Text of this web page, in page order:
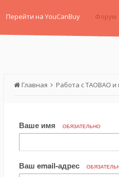
Перейти на YouCanBuy Форум
Главная Работа с TAOBAO
Ваше имя ОБЯЗАТЕЛЬНО
Ваш email-адрес